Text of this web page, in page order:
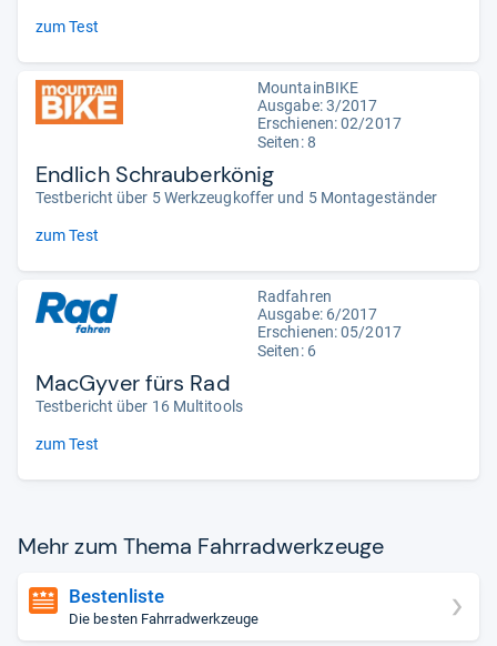
zum Test
MountainBIKE
Ausgabe: 3/2017
Erschienen: 02/2017
Seiten: 8
Endlich Schrauberkönig
Testbericht über 5 Werkzeugkoffer und 5 Montageständer
zum Test
Radfahren
Ausgabe: 6/2017
Erschienen: 05/2017
Seiten: 6
MacGyver fürs Rad
Testbericht über 16 Multitools
zum Test
Mehr zum Thema Fahr­rad­werk­zeuge
Bestenliste
Die besten Fahrradwerkzeuge